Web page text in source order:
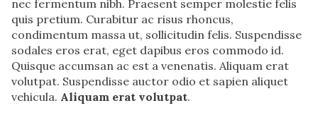
nec fermentum nibh. Praesent semper molestie felis
quis pretium. Curabitur ac risus rhoncus,
condimentum massa ut, sollicitudin felis. Suspendisse
sodales eros erat, eget dapibus eros commodo id.
Quisque accumsan ac est a venenatis. Aliquam erat
volutpat. Suspendisse auctor odio et sapien aliquet
vehicula. Aliquam erat volutpat.